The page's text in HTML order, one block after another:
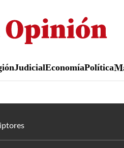
al
contenido
JudicialEconomíaPolítica